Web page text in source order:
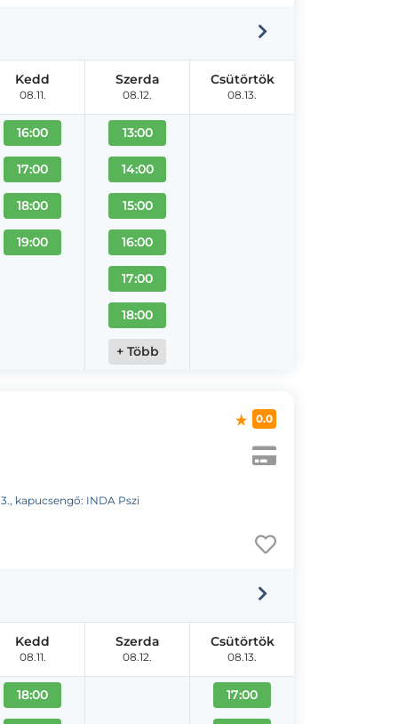
Kedd
08.11.
16:00
17:00
18:00
19:00
Szerda
08.12.
13:00
14:00
15:00
16:00
17:00
18:00
+ Több
Csütörtök
08.13.
kapucsengő: INDA Pszi
0.0
Kedd
08.11.
18:00
Szerda
08.12.
Csütörtök
08.13.
17:00